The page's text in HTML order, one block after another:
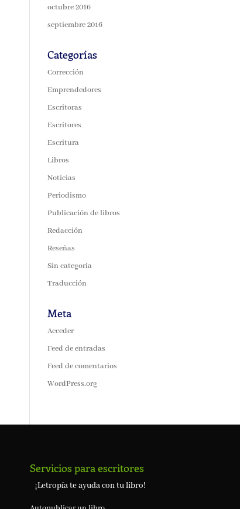
octubre 2016
septiembre 2016
Categorías
Corrección
Emprendedores
Escritoras
Escritores
Escritura
Libros
Noticias
Periodismo
Publicación de libros
Redacción
Reseñas
Sin categoría
Traducción
Meta
Acceder
Feed de entradas
Feed de comentarios
WordPress.org
Servicios para escritores
¡Letropía te ayuda con tu libro!